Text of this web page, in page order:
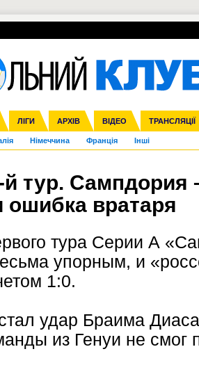
ЛІГИ АРХІВ ВІДЕО ТРАНСЛЯЦІЇ
Перша ліга Друга ліга Кубок України
Міжнародні Ліга націй Ліга
Німеччина Франція Інші
Росія Кубок конфедерацій ЧЄ-2015 (U-
ВІЙНА УПЛ-ПЕРЕХОДИ
й тур. Сампдория
ошибка вратаря
тура Серии А
упорным, и
1:0.
удар Браима Диаса
из Генуи не смог